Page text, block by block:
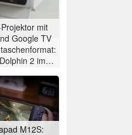
mit
Google TV
2 im
M12S: